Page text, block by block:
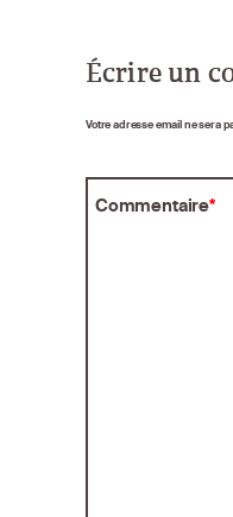
Écrire un
Votre adresse email ne sera
Commentaire*